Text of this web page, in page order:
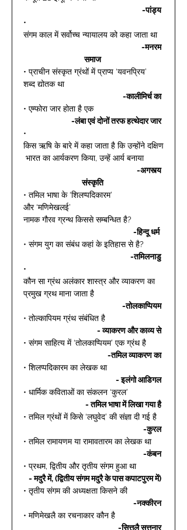
-पांड्य
•
संगम काल में सर्वोच्च न्यायालय को कहा जाता था
-मनरम
समाज
• प्राचीन संस्कृत ग्रंथों में प्राप्य ‘यवनप्रिय’
शब्द द्योतक था
-कालीमिर्च का
• एम्फोरा जार होता है एक
-लंबा एवं दोनों तरफ हत्थेदार जार
•
किस ऋषि के बारे में कहा जाता है कि उन्होंने दक्षिण
भारत का आर्यकरण किया, उन्हें आर्य बनाया
-अगस्त्य
संस्कृति
• तमिल भाषा के ‘शिलप्पदिकारम’
और ‘मणिमेखलई’
नामक गौरव ग्रन्थ किससे सम्बन्धित है?
-हिन्दू धर्म
• संगम युग का संबंध कहां के इतिहास से है?
-तमिलनाडु
•
कौन सा ग्रंथ अलंकार शास्त्र और व्याकरण का
प्रमुख ग्रथ माना जाता है
-तोलकाप्पियम
• तोल्कापियम ग्रंथ संबंधित है
- व्याकरण और काव्य से
• संगम साहित्य में ‘तोलकाप्पियम’ एक ग्रंथ है
-तमिल व्याकरण का
• शिलप्पदिकारम का लेखक था
- इलंगो आडिगल
• धार्मिक कविताओं का संकलन ‘कुरल’
- तमिल भाषा में लिखा गया है
• तमिल ग्रंथों में किसे ‘लघुवेद’ की संज्ञा दी गई है
-कुरल
• तमिल रामायणम या रामावतारम का लेखक था
-कंबन
• प्रथम, द्वितीय और तृतीय संगम हुआ था
- मदुरै में, (द्वितीय संगम मदुरै के पास कपाटपुरम में)
• तृतीय संगम की अध्यक्षता किसने की
-नक्कीरन
• मणिमेखलै का रचनाकार कौन है
-सित्तलै सत्तनार